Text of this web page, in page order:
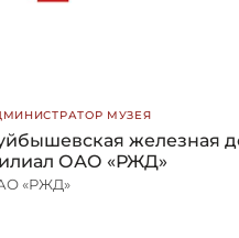
МУЗЕЯ
железная
ОАО «РЖД»
«РЖД»